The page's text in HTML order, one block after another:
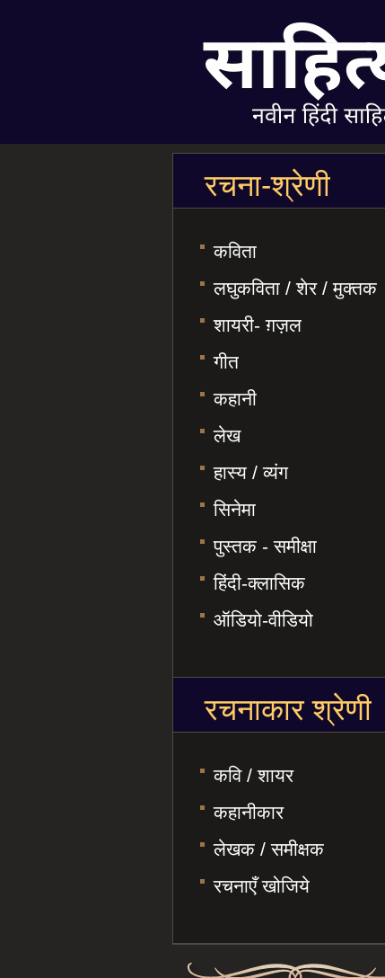
रचना-श्रेणी
कविता
लघुकविता / शेर / मुक्तक
शायरी- ग़ज़ल
गीत
कहानी
लेख
हास्य / व्यंग
सिनेमा
पुस्तक - समीक्षा
हिंदी-क्लासिक
ऑडियो-वीडियो
रचनाकार श्रेणी
कवि / शायर
कहानीकार
लेखक / समीक्षक
रचनाएँ खोजिये